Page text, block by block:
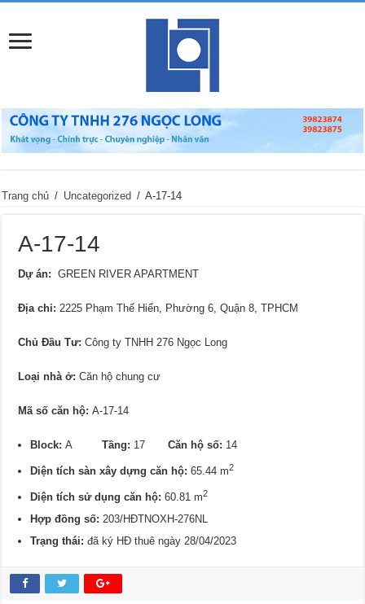
Trang chủ / Uncategorized / A-17-14
A-17-14
Dự án: GREEN RIVER APARTMENT
Địa chỉ: 2225 Phạm Thế Hiển, Phường 6, Quận 8, TPHCM
Chủ Đầu Tư: Công ty TNHH 276 Ngọc Long
Loại nhà ở: Căn hộ chung cư
Mã số căn hộ:A-17-14
Block:ATầng: 17Căn hộ số: 14
Diện tích sàn xây dựng căn hộ:65.44 m2
Diện tích sử dụng căn hộ: 60.81 m2
Hợp đồng số:203/HĐTNOXH-276NL
Trạng thái:đã ký HĐ thuê ngày 28/04/2023